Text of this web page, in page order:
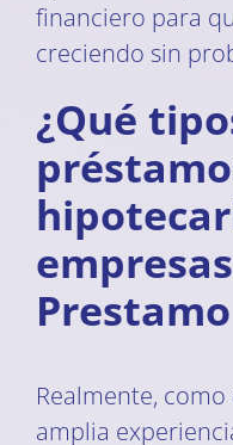
financiero para
creciendo sin
¿Qué
Realmente,
amplia